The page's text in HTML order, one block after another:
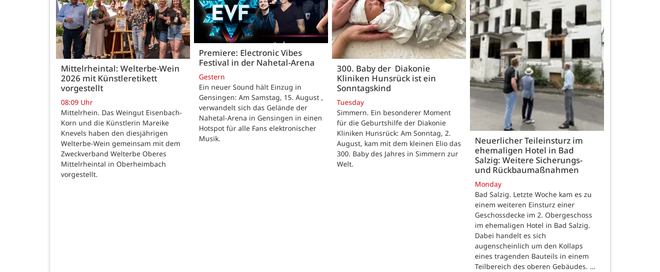
Mittelrheintal: Welterbe-Wein
2026 mit Künstleretikett
vorgestellt
08:09 Uhr
Mittelrhein. Das Weingut Eisenbach-
Korn und die Künstlerin Mareike
Knevels haben den diesjährigen
Welterbe-Wein gemeinsam mit dem
Zweckverband Welterbe Oberes
Mittelrheintal in Oberheimbach
vorgestellt.
Premiere: Electronic Vibes
Festival in der Nahetal-Arena
Gestern
Ein neuer Sound hält Einzug in
Gensingen: Am Samstag, 15. August ,
verwandelt sich das Gelände der
Nahetal-Arena in Gensingen in einen
Hotspot für alle Fans elektronischer
Musik.
300. Baby der Diakonie
Kliniken Hunsrück ist ein
Sonntagskind
Tuesday
Simmern. Ein besonderer Moment
für die Geburtshilfe der Diakonie
Kliniken Hunsrück: Am Sonntag, 2.
August, kam mit dem kleinen Elio das
300. Baby des Jahres in Simmern zur
Welt.
Neuerlicher Teileinsturz im
ehemaligen Hotel in Bad
Salzig: Weitere Sicherungs-
und Rückbaumaßnahmen
Monday
Bad Salzig. Letzte Woche kam es zu
einem weiteren Einsturz einer
Geschossdecke im 2. Obergeschoss
im ehemaligen Hotel in Bad Salzig.
Dabei handelt es sich
augenscheinlich um den Kollaps
eines tragenden Bauteils in einem
Teilbereich des oberen Gebäudes. …